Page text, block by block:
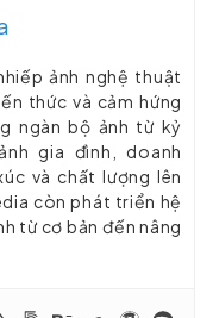
ảnh nghệ thuật
thức và cảm hứng
ngàn bộ ảnh từ kỷ
gia đình, doanh
và chất lượng lên
còn phát triển hệ
từ cơ bản đến nâng